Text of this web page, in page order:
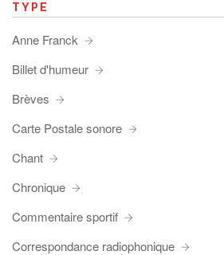
TYPE
Anne Franck
Billet d'humeur
Brèves
Carte Postale sonore
Chant
Chronique
Commentaire sportif
Correspondance radiophonique